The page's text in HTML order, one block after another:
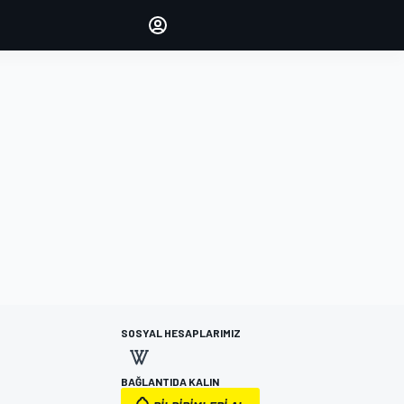
SOSYAL HESAPLARIMIZ
BAĞLANTIDA KALIN